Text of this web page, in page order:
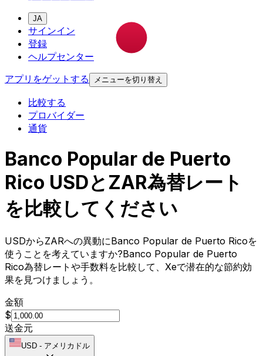
JA
サインイン
登録
ヘルプセンター
アプリをゲットする
メニューを切り替え
比較する
プロバイダー
通貨
Banco Popular de Puerto
Rico USDとZAR為替レート
を比較してください
USDからZARへの異動にBanco Popular de Puerto Ricoを
使うことを考えていますか?Banco Popular de Puerto
Rico為替レートや手数料を比較して、Xeで潜在的な節約効
果を見つけましょう。
金額
$
送金元
USD - アメリカドル